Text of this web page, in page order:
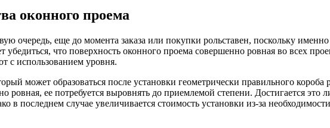
оконного проема
очередь, еще до момента заказа или покупки рольставен, поскольку именно
убедиться, что поверхность оконного проема совершенно ровная во всех
с использованием уровня.
может образоваться после установки геометрически правильного
ровная, ее потребуется выровнять до приемлемой степени. Достигается
последнем случае увеличивается стоимость установки из-за